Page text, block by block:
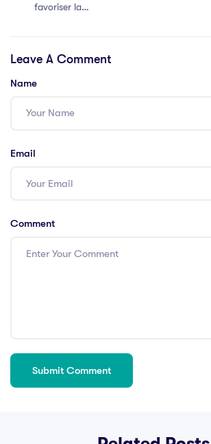
favoriser la
de votre équipe
Leave A Comment
Name
Email
Comment